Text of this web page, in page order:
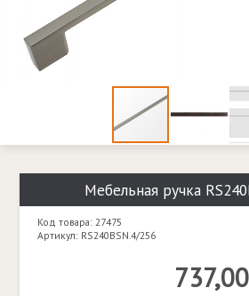
Мебельная ручка
Код товара: 27475
Артикул: RS240BSN.4/256